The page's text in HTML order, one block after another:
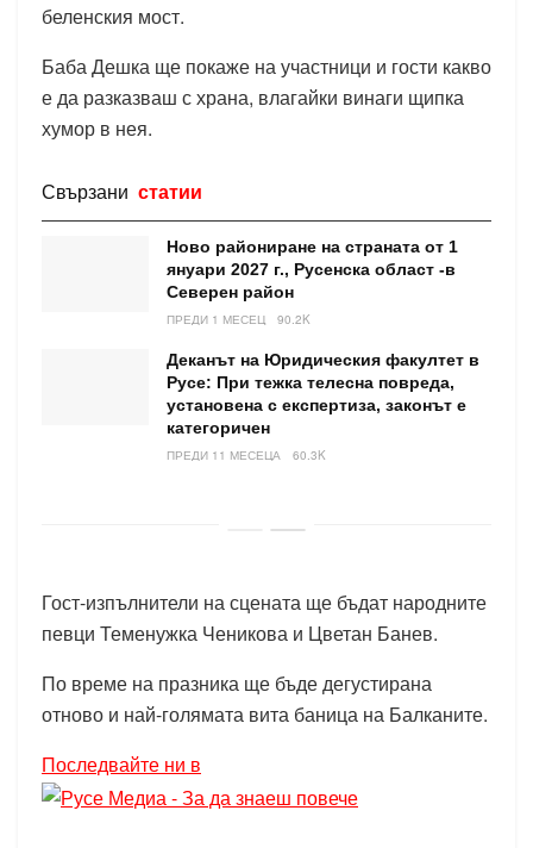
беленския мост.
Баба Дешка ще покаже на участници и гости какво
е да разказваш с храна, влагайки винаги щипка
хумор в нея.
Свързани статии
Ново райониране на страната от 1
януари 2027 г., Русенска област -в
Северен район
ПРЕДИ 1 МЕСЕЦ 90.2K
Деканът на Юридическия факултет в
Русе: При тежка телесна повреда,
установена с експертиза, законът е
категоричен
ПРЕДИ 11 МЕСЕЦА 60.3K
Гост-изпълнители на сцената ще бъдат народните
певци Теменужка Ченикова и Цветан Банев.
По време на празника ще бъде дегустирана
отново и най-голямата вита баница на Балканите.
Последвайте ни в